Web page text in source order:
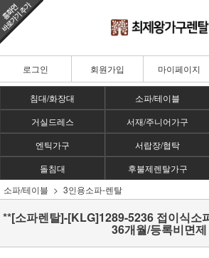
로그인 회원가입 마이페이지
침대/화장대 소파/테이블
거실드레스
서재/주니어가구
엔틱가구
서랍장/협탁
돌침대
후불제렌탈가구
소파/테이블
3인용소파-렌탈
**[소파렌탈]-[KLG]1289-5236 접이식소
36개월/등록비면제